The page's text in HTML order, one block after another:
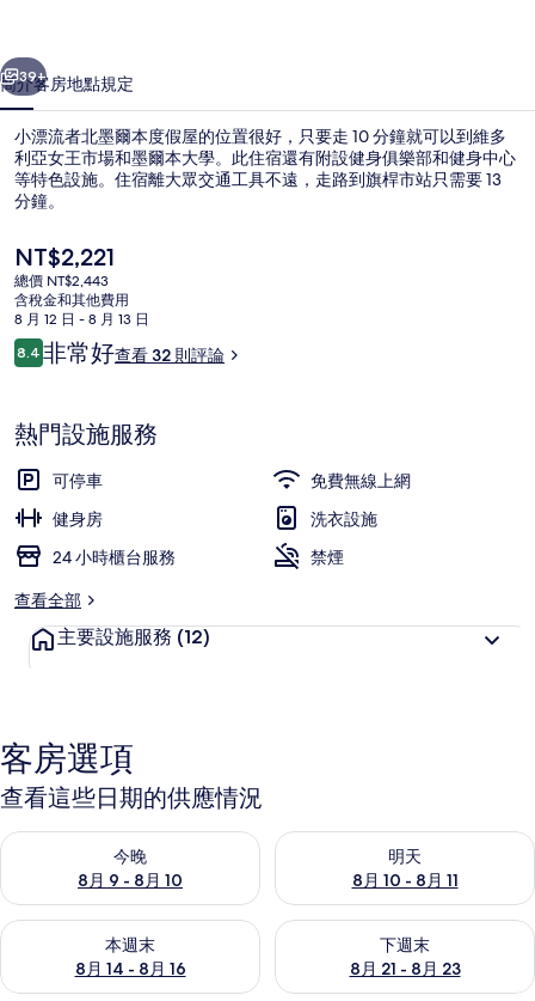
本
度
假
屋
相
片
集
個 下一個
39+
簡介客房地點規定
小漂流者北墨爾本度假屋的位置很好，只要走 10 分鐘就可以到維多
利亞女王市場和墨爾本大學。此住宿還有附設健身俱樂部和健身中心
等特色設施。住宿離大眾交通工具不遠，走路到旗桿市站只需要 13
分鐘。
目
前
的
價
格
是
NT$2,221
總價 NT$2,443
含稅金和其他費用
8 月 12 日 - 8 月 13 日
評
論
8.48.4 分，滿分 10 分，
非常好查看 32 則評論
熱門設施服務
可停車
免費無線上網
健身房
洗衣設施
24 小時櫃台服務
禁煙
查看全部
主要設施服務 (12)
客房選項
查看這些日期的供應情況
今晚
8月 9 - 8月 10
查看今晚 (8月 9 - 8月 10) 的供應情況
明天
8月 10 - 8月 11
查看明天 (8月 10 - 8月 11) 的
本週末
8月 14 - 8月 16
查看本週末 (8月 14 - 8月 16) 的供應情況
下週末
8月 21 - 8月 23
查看下週末 (8月 21 - 8月 23)